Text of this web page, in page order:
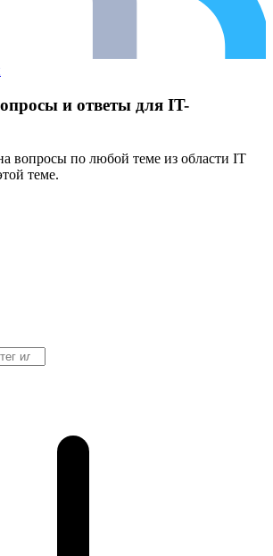
и ответы для IT-
вопросы по любой теме из области IT
теме.